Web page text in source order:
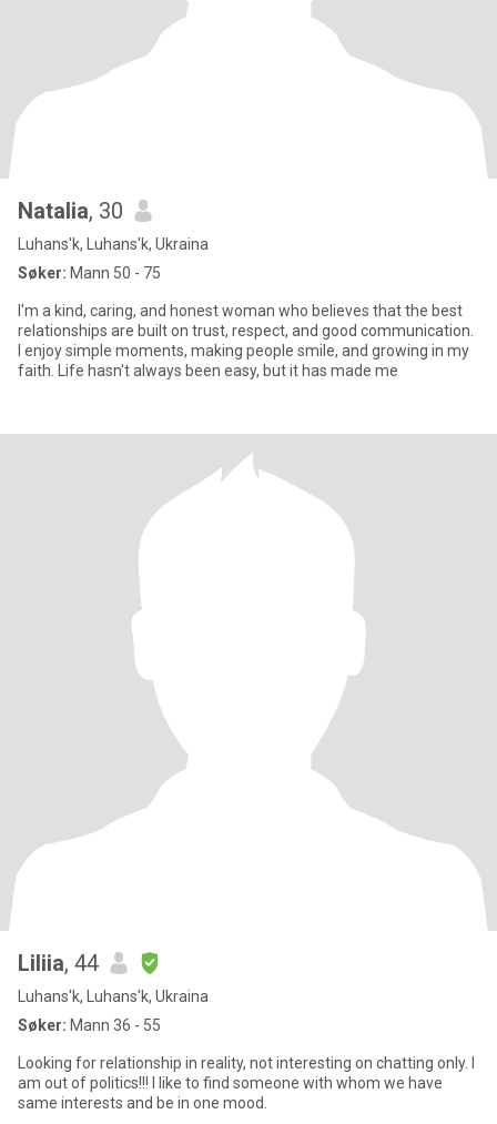
Natalia, 30
Luhans'k, Luhans'k, Ukraina
Søker: Mann 50 - 75
I'm a kind, caring, and honest woman who believes that the best
relationships are built on trust, respect, and good communication.
I enjoy simple moments, making people smile, and growing in my
faith. Life hasn't always been easy, but it has made me
Liliia, 44
Luhans'k, Luhans'k, Ukraina
Søker: Mann 36 - 55
Looking for relationship in reality, not interesting on chatting only. l
am out of politics!!! I like to find someone with whom we have
same interests and be in one mood.